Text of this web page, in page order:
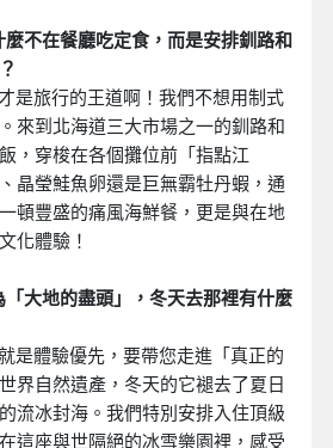
不在餐廳吃定食，而是安排釧路和
是旅行的王道啊！我們不想用制式
來到北海道三大市場之一的釧路和
，穿梭在各個攤位前「指點江
晶瑩鮭魚卵還是巨無霸牡丹蝦，通
頓豐盛的痛風海鮮餐，更是與在地
化體驗！
大地的盡頭」，冬天去那裡有什麼
是體驗優先，要帶您走進「真正的
界自然遺產，冬天的它褪去了夏日
流冰封海。我們特別安排入住頂級
這座與世隔絕的冰雪樂園裡，感受